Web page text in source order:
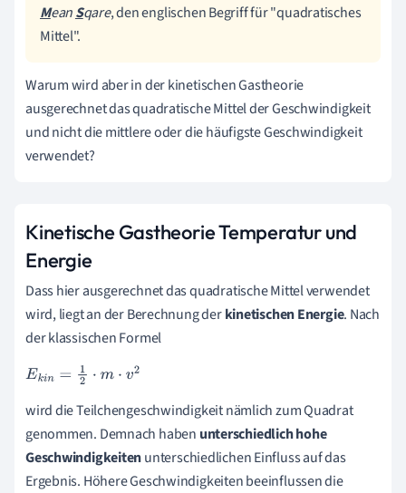
MeanSqare, den englischen Begriff für "quadratisches
Mittel".
Warum wird aber in der kinetischen Gastheorie
ausgerechnet das quadratische Mittel der Geschwindigkeit
und nicht die mittlere oder die häufigste Geschwindigkeit
verwendet?
Kinetische Gastheorie Temperatur und
Energie
Dass hier ausgerechnet das quadratische Mittel verwendet
wird, liegt an der Berechnung derkinetischen Energie. Nach
der klassischen Formel
Ekin= 12 m v 2
wird die Teilchengeschwindigkeit nämlich zum Quadrat
genommen. Demnach haben unterschiedlich hohe
Geschwindigkeitenunterschiedlichen Einfluss auf das
Ergebnis. Höhere Geschwindigkeiten beeinflussen die